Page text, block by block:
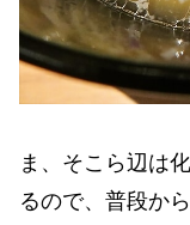
ま、そこら辺は
るので、普段か